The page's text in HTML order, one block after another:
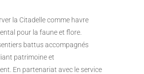
la Citadelle comme havre
pour la faune et flore.
battus accompagnés
patrimoine et
En partenariat avec le service